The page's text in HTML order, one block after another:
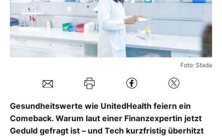
Mein Konto
Folgen Sie uns
Kontakt
Foto: Stada
Gesundheitswerte wie UnitedHealth feiern ein
Comeback. Warum laut einer Finanzexpertin jetzt
Geduld gefragt ist – und Tech kurzfristig überhitzt